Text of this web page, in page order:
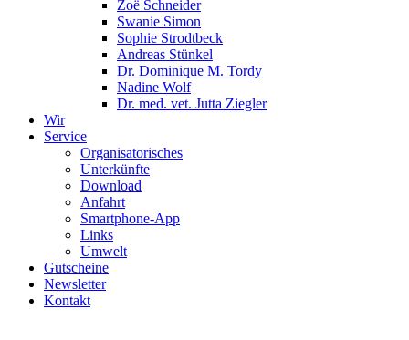
Zoë Schneider
Swanie Simon
Sophie Strodtbeck
Andreas Stünkel
Dr. Dominique M. Tordy
Nadine Wolf
Dr. med. vet. Jutta Ziegler
Wir
Service
Organisatorisches
Unterkünfte
Download
Anfahrt
Smartphone-App
Links
Umwelt
Gutscheine
Newsletter
Kontakt